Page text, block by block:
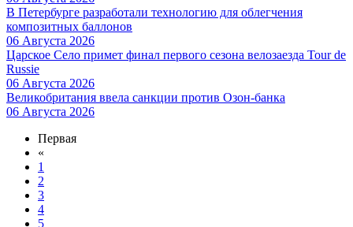
В Петербурге разработали технологию для облегчения
композитных баллонов
06 Августа 2026
Царское Село примет финал первого сезона велозаезда Tour de
Russie
06 Августа 2026
Великобритания ввела санкции против Озон-банка
06 Августа 2026
Первая
«
1
2
3
4
5